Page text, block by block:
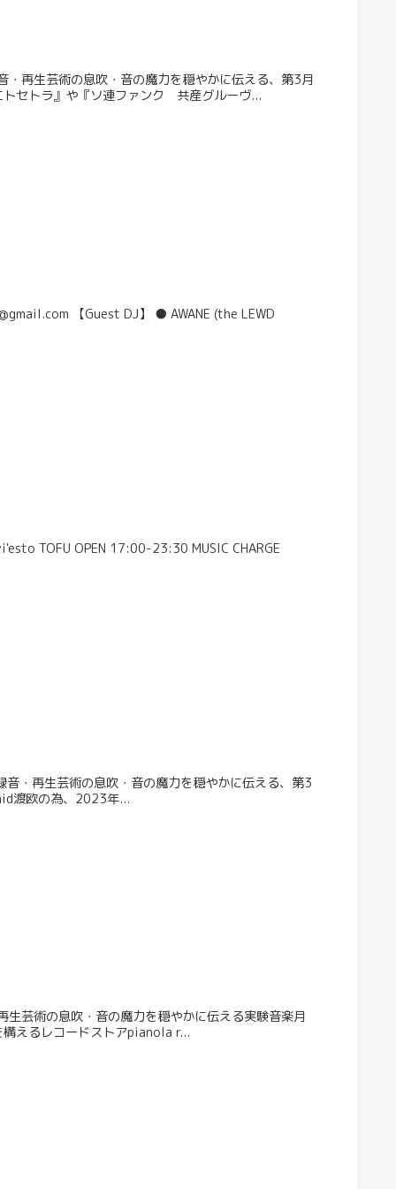
・再生芸術の息吹・音の魔力を穏やかに伝える、第3月
トセトラ』や『ソ連ファンク 共産グルーヴ...
【Guest DJ】 ● AWANE (the LEWD
TOFU OPEN 17:00-23:30 MUSIC CHARGE
・再生芸術の息吹・音の魔力を穏やかに伝える、第3
渡欧の為、2023年...
芸術の息吹・音の魔力を穏やかに伝える実験音楽月
構えるレコードストアpianola r...